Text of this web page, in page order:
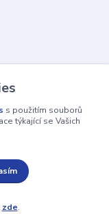
s použitím souborů
týkající se Vašich
zde.